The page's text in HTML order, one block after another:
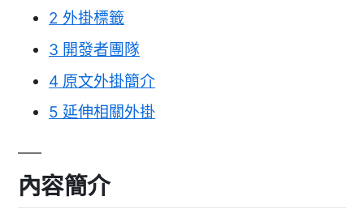
2 外掛標籤
3 開發者團隊
4 原文外掛簡介
5 延伸相關外掛
內容簡介